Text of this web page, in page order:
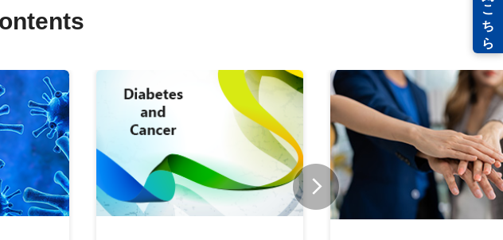
お知らせ
態学 講師または助
て
知らせ